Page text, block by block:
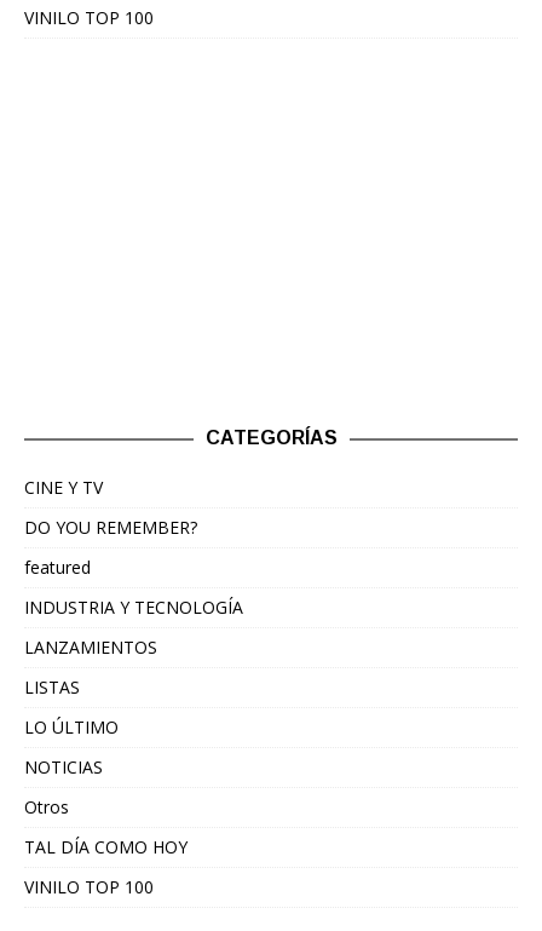
VINILO TOP 100
CATEGORÍAS
CINE Y TV
DO YOU REMEMBER?
featured
INDUSTRIA Y TECNOLOGÍA
LANZAMIENTOS
LISTAS
LO ÚLTIMO
NOTICIAS
Otros
TAL DÍA COMO HOY
VINILO TOP 100